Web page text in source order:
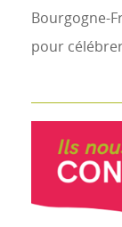
Bourgogne-
pour